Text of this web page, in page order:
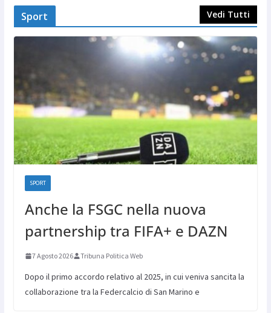
Sport Vedi Tutti
SPORT
Anche la FSGC nella nuova
partnership tra FIFA+ e DAZN
7 Agosto 2026 Tribuna Politica Web
Dopo il primo accordo relativo al 2025, in cui veniva sancita la
collaborazione tra la Federcalcio di San Marino e